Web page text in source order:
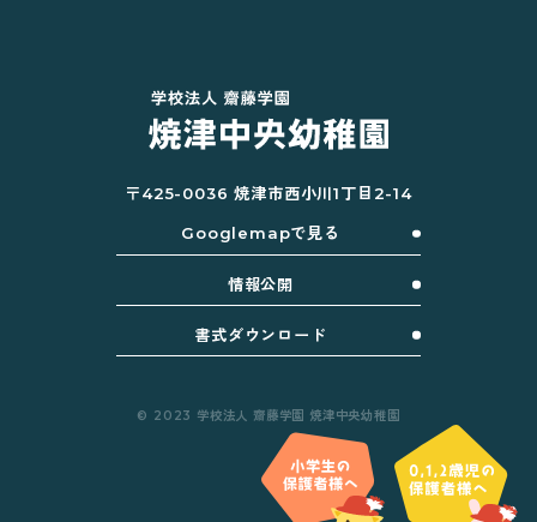
〒425-0036 焼津市西小川1丁目2-14
Googlemapで見る
情報公開
書式ダウンロード
© 2023 学校法人 齋藤学園 焼津中央幼稚園